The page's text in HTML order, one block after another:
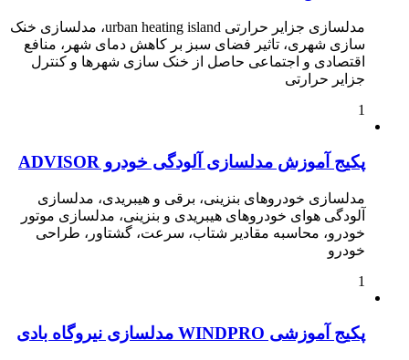
مدلسازی جزایر حرارتی urban heating island، مدلسازی خنک
سازی شهری، تاثیر فضای سبز بر کاهش دمای شهر، منافع
اقتصادی و اجتماعی حاصل از خنک سازی شهرها و کنترل
جزایر حرارتی
1
پکیج آموزش مدلسازی آلودگی خودرو ADVISOR
مدلسازی خودروهای بنزینی، برقی و هیبریدی، مدلسازی
آلودگی هوای خودروهای هیبریدی و بنزینی، مدلسازی موتور
خودرو، محاسبه مقادیر شتاب، سرعت، گشتاور، طراحی
خودرو
1
پکیج آموزشی WINDPRO مدلسازی نیروگاه بادی